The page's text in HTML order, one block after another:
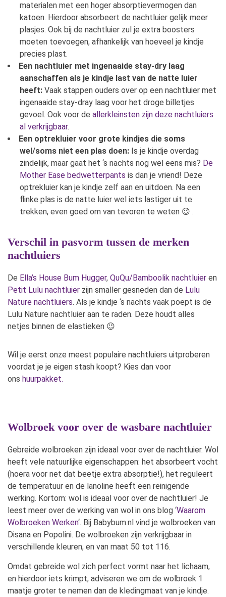
materialen met een hoger absorptievermogen dan
katoen. Hierdoor absorbeert de nachtluier gelijk meer
plasjes. Ook bij de nachtluier zul je extra boosters
moeten toevoegen, afhankelijk van hoeveel je kindje
precies plast.
Een nachtluier met ingenaaide stay-dry laag
aanschaffen als je kindje last van de natte luier
heeft: Vaak stappen ouders over op een nachtluier met
ingenaaide stay-dray laag voor het droge billetjes
gevoel. Ook voor de allerkleinsten zijn deze nachtluiers
al verkrijgbaar.
Een optrekluier voor grote kindjes die soms
wel/soms niet een plas doen: Is je kindje overdag
zindelijk, maar gaat het ‘s nachts nog wel eens mis? De
Mother Ease bedwetterpants is dan je vriend! Deze
optrekluier kan je kindje zelf aan en uitdoen. Na een
flinke plas is de natte luier wel iets lastiger uit te
trekken, even goed om van tevoren te weten 😉 .
Verschil in pasvorm tussen de merken
nachtluiers
De Ella’s House Bum Hugger, QuQu/Bamboolik nachtluier en
Petit Lulu nachtluier zijn smaller gesneden dan de Lulu
Nature nachtluiers. Als je kindje ‘s nachts vaak poept is de
Lulu Nature nachtluier aan te raden. Deze houdt alles
netjes binnen de elastieken 😉
Wil je eerst onze meest populaire nachtluiers uitproberen
voordat je je eigen stash koopt? Kies dan voor
ons huurpakket.
Wolbroek voor over de wasbare nachtluier
Gebreide wolbroeken zijn ideaal voor over de nachtluier. Wol
heeft vele natuurlijke eigenschappen: het absorbeert vocht
(hoera voor net dat beetje extra absorptie!), het reguleert
de temperatuur en de lanoline heeft een reinigende
werking. Kortom: wol is ideaal voor over de nachtluier! Je
leest meer over de werking van wol in ons blog ‘Waarom
Wolbroeken Werken‘. Bij Babybum.nl vind je wolbroeken van
Disana en Popolini. De wolbroeken zijn verkrijgbaar in
verschillende kleuren, en van maat 50 tot 116.
Omdat gebreide wol zich perfect vormt naar het lichaam,
en hierdoor iets krimpt, adviseren we om de wolbroek 1
maatje groter te nemen dan de kledingmaat van je kindje.